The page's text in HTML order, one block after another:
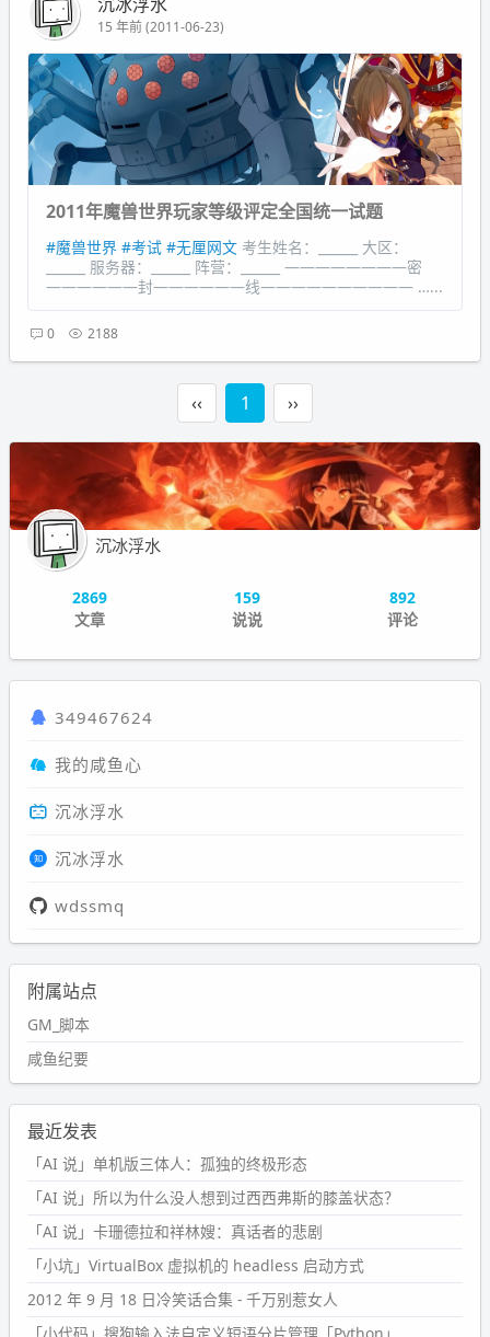
15 年前 (2011-06-23)
2011年魔兽世界玩家等级评定全国统一试题
#魔兽世界 #考试 #无厘网文 考生姓名：______ 大区：
______ 服务器：______ 阵营：______ ————————密
——————封——————线—————————— …...
0 2188
‹‹ 1 ››
沉冰浮水
2869
文章
159
说说
892
评论
349467624
我的咸鱼心
沉冰浮水
沉冰浮水
wdssmq
附属站点
GM_脚本
咸鱼纪要
最近发表
「AI 说」单机版三体人：孤独的终极形态
「AI 说」所以为什么没人想到过西西弗斯的膝盖状态？
「AI 说」卡珊德拉和祥林嫂：真话者的悲剧
「小坑」VirtualBox 虚拟机的 headless 启动方式
2012 年 9 月 18 日冷笑话合集 - 千万别惹女人